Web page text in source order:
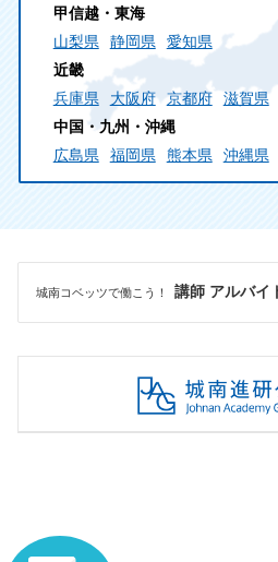
甲信越・東海
山梨県
静岡県
愛知県
近畿
兵庫県
大阪府 京都府 滋賀県
中国・九州・沖縄
広島県
福岡県 熊本県 沖縄県
城南コベッツで働こう！ 講師 アルバイ